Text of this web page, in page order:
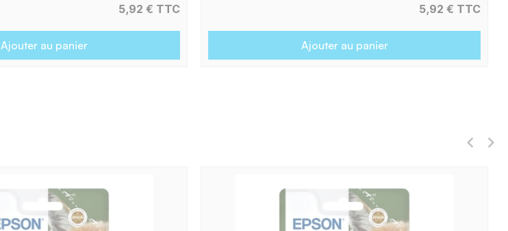
5,92 € TTC
Ajouter au panier
5,92 € TTC
Ajouter au panier